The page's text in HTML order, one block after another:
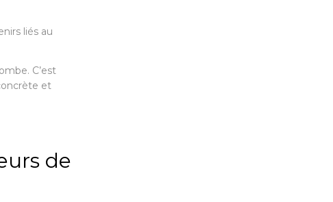
liés au
C’est
et
de